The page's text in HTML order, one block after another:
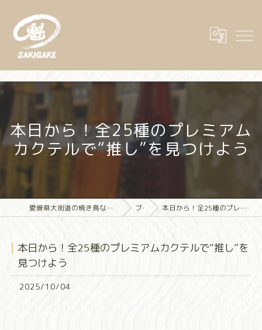
本日から！全25種のプレミアム
カクテルで“推し”を見つけよう
愛媛県大街道の焼き鳥なら大街道立ち飲み焼き鳥 魁(さきがけ) ブログ 本日から！全25種のプレミアムカクテルで“推し”を見つけよう
本日から！全25種のプレミアムカクテルで“推し”を
見つけよう
2025/10/04